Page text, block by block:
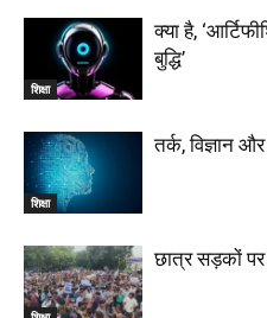
शिक्षा
क्या है,
बुद्धि’
शिक्षा
तर्क, विज्ञान
छात्र सड़कों पर